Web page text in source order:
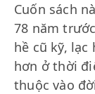
Cuốn sách
78 năm
hề cũ kỹ,
hơn ở thời
thuộc vào